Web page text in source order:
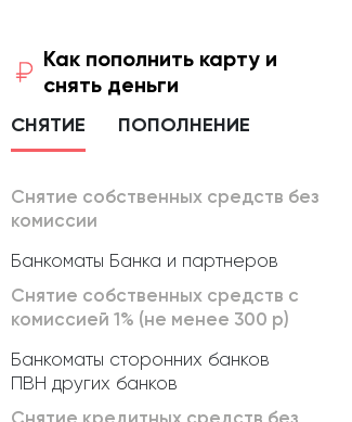
Как пополнить карту и
снять деньги
СНЯТИЕ ПОПОЛНЕНИЕ
Снятие собственных средств без
комиссии
Банкоматы Банка и партнеров
Снятие собственных средств с
комиссией 1% (не менее 300 р)
Банкоматы сторонних банков
ПВН других банков